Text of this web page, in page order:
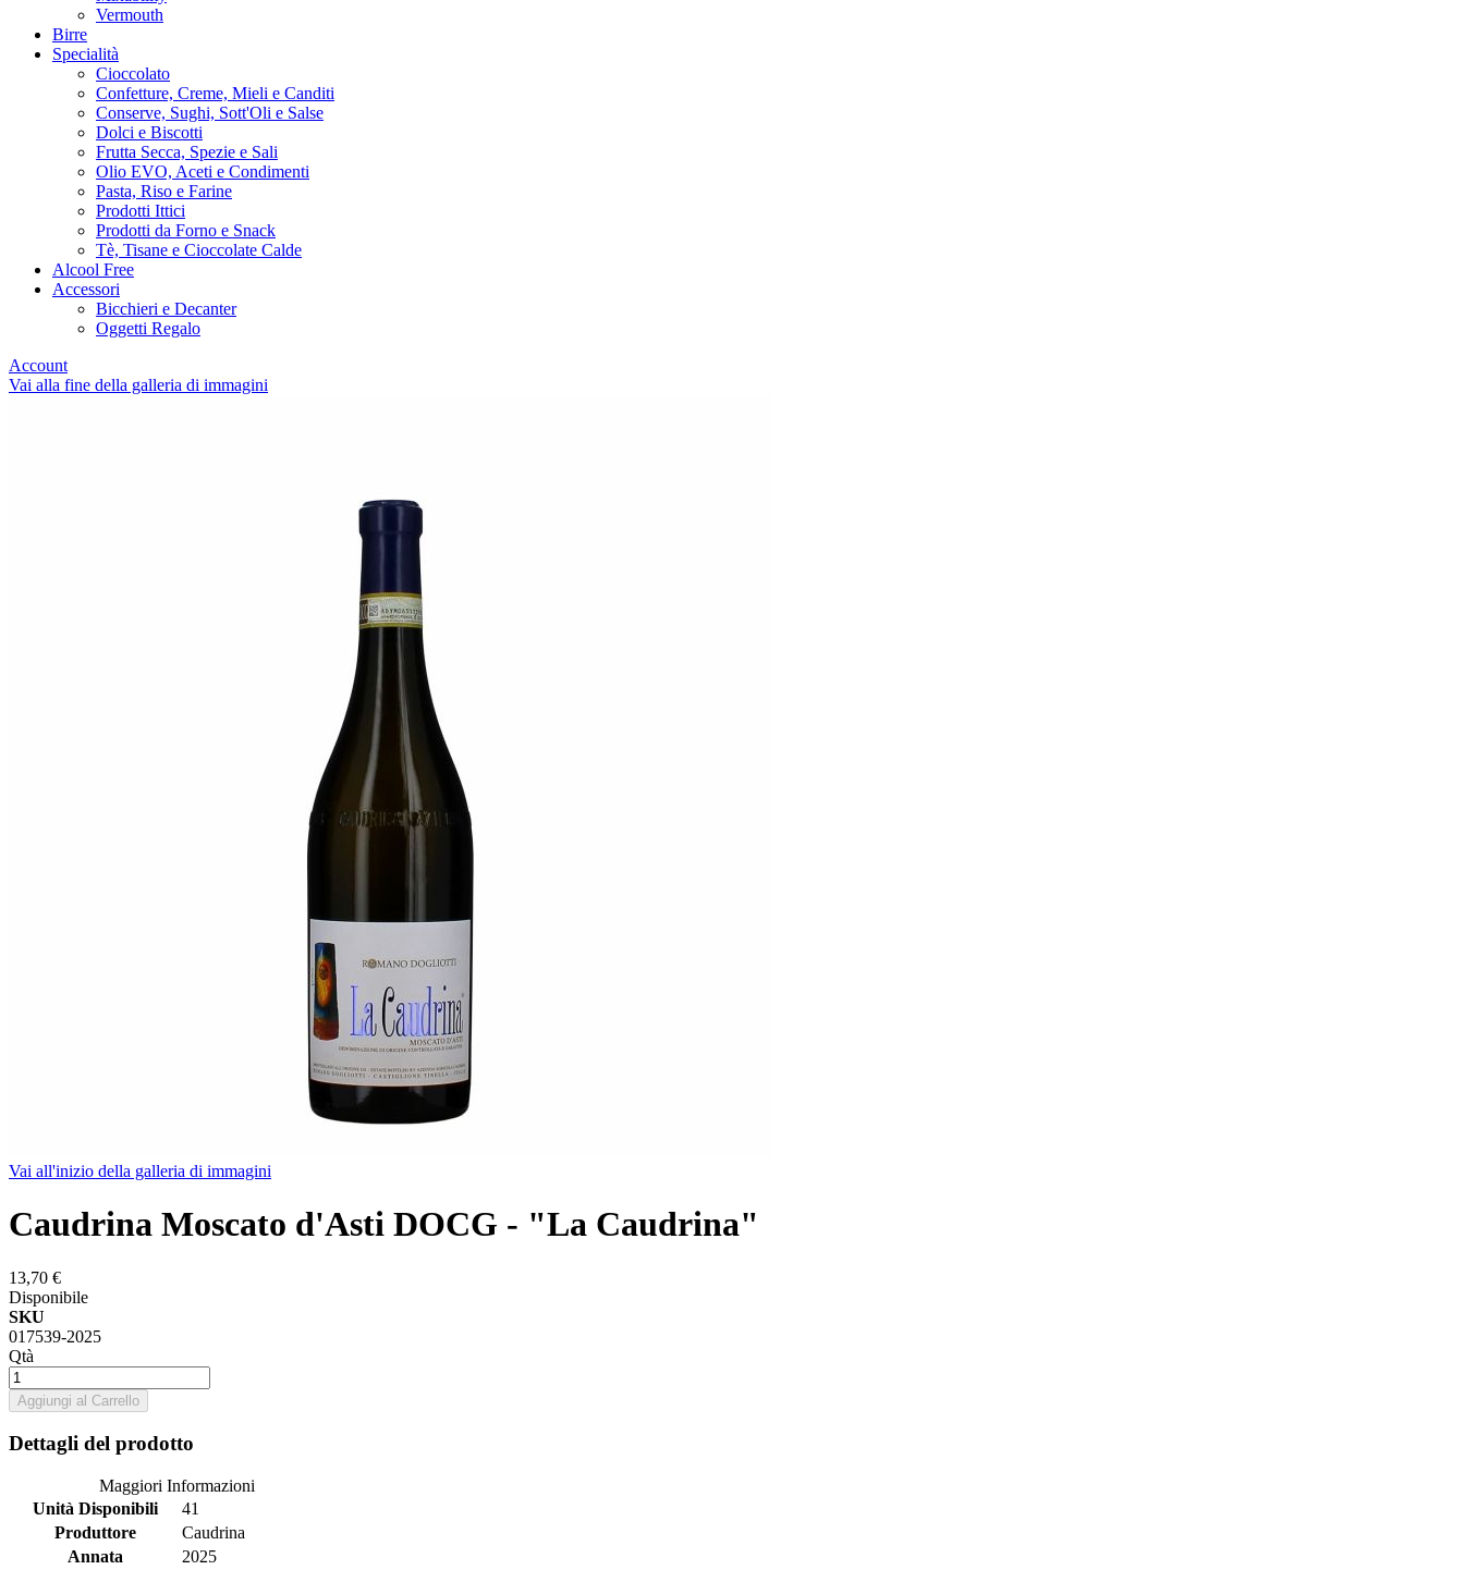
Vermouth
Birre
Specialità
Cioccolato
Confetture, Creme, Mieli e Canditi
Conserve, Sughi, Sott'Oli e Salse
Dolci e Biscotti
Frutta Secca, Spezie e Sali
Olio EVO, Aceti e Condimenti
Pasta, Riso e Farine
Prodotti Ittici
Prodotti da Forno e Snack
Tè, Tisane e Cioccolate Calde
Alcool Free
Accessori
Bicchieri e Decanter
Oggetti Regalo
Account
Vai alla fine della galleria di immagini
Vai all'inizio della galleria di immagini
Caudrina Moscato d'Asti DOCG - "La Caudrina"
13,70 €
Disponibile
SKU
017539-2025
Qtà
Aggiungi al Carrello
Dettagli del prodotto
Maggiori Informazioni
Unità Disponibili
41
Produttore
Caudrina
Annata
2025